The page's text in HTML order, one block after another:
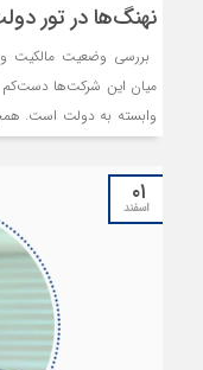
نهنگ‌ها در تور
گرفتن مداخلات مستقیم
خصوصی است. این وضعیت
مشارکت مردم» است. به
بزرگ توسط دولت و سلطه
اصلاحات و تقویت بخش
کسب‌وکارهای بزرگ
سرمایه‌گذاران خارجی
۰۱
اسفند